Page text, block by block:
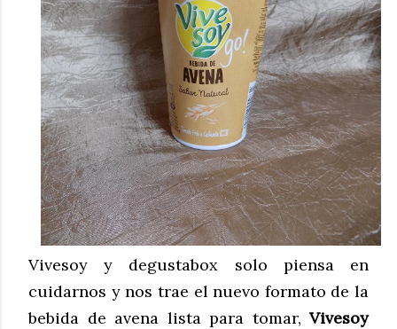
Vivesoy y degustabox solo piensa en
cuidarnos y nos trae el nuevo formato de la
bebida de avena lista para tomar, Vivesoy